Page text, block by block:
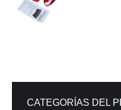
CATEGORÍAS DEL